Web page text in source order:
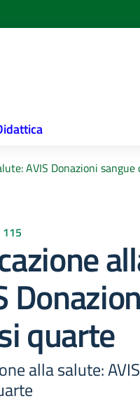
AVIS Donazioni
115
quarte
alla salute: